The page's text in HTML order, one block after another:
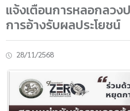
แจ้งเตือนการหลอกลวง
การอ้างรับผลประโยชน์
28/11/2568